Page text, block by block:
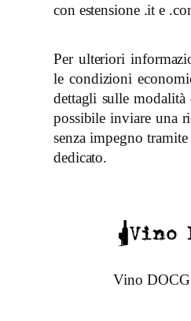
con estensione .it e
Per ulteriori
le condizioni
dettagli sulle modalità
possibile inviare una
senza impegno
dedicato.
Vino